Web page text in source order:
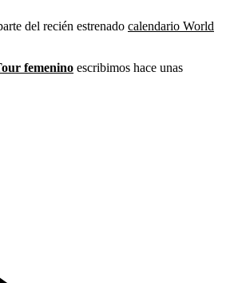
del recién estrenado calendario World
femenino escribimos hace unas